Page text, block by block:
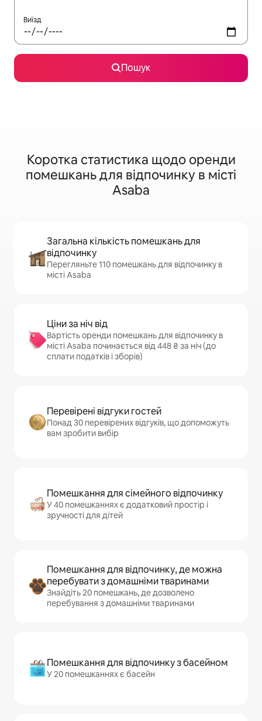
Виїзд
Пошук
Коротка статистика щодо оренди
помешкань для відпочинку в місті
Asaba
Загальна кількість помешкань для
відпочинку
Перегляньте 110 помешкань для відпочинку в
місті Asaba
Ціни за ніч від
Вартість оренди помешкань для відпочинку в
місті Asaba починається від 448 ₴ за ніч (до
сплати податків і зборів)
Перевірені відгуки гостей
Понад 30 перевірених відгуків, що допоможуть
вам зробити вибір
Помешкання для сімейного відпочинку
У 40 помешканнях є додатковий простір і
зручності для дітей
Помешкання для відпочинку, де можна
перебувати з домашніми тваринами
Знайдіть 20 помешкань, де дозволено
перебування з домашніми тваринами
Помешкання для відпочинку з басейном
У 20 помешканнях є басейн